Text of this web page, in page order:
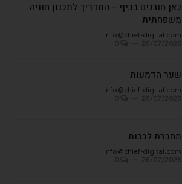
כאן חוגגים בכיף – המדריך לתכנון חוויה
משפחתית
info@chief-digital.com
שער הדמעות
info@chief-digital.com
מחברת לבבות
info@chief-digital.com